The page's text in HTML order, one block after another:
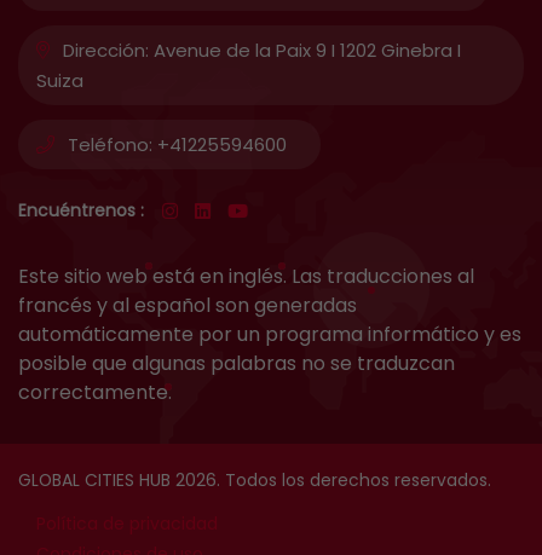
Dirección: Avenue de la Paix 9 I 1202 Ginebra I
Suiza
Teléfono: +41225594600
Encuéntrenos :
Este sitio web está en inglés. Las traducciones al
francés y al español son generadas
automáticamente por un programa informático y es
posible que algunas palabras no se traduzcan
correctamente.
GLOBAL CITIES HUB 2026. Todos los derechos reservados.
Política de privacidad